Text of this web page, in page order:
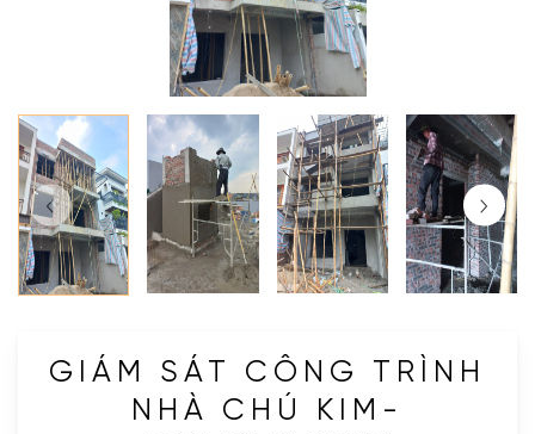
GIÁM SÁT CÔNG TRÌNH
NHÀ CHÚ KIM-